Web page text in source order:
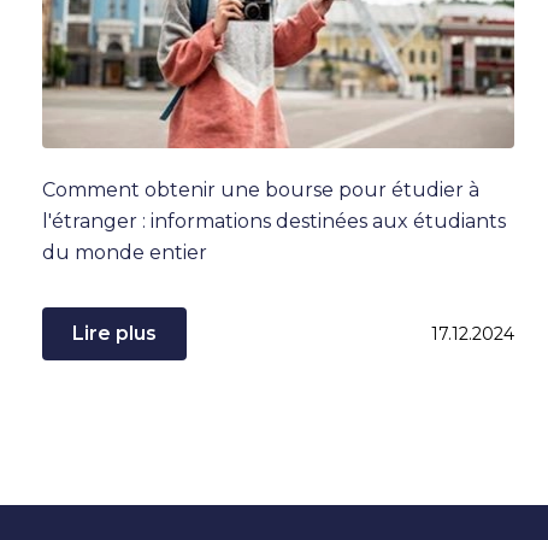
Comment obtenir une bourse pour étudier à
l'étranger : informations destinées aux étudiants
du monde entier
Lire plus 17.12.2024